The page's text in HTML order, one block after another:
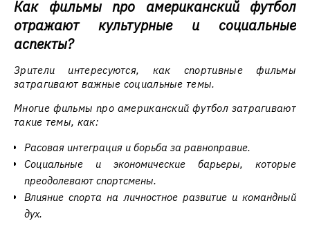
Как фильмы про американский футбол
отражают культурные и социальные
аспекты?
Зрители интересуются, как спортивные фильмы
затрагивают важные социальные темы.
Многие фильмы про американский футбол затрагивают
такие темы, как:
Расовая интеграция и борьба за равноправие.
Социальные и экономические барьеры, которые
преодолевают спортсмены.
Влияние спорта на личностное развитие и командный
дух.